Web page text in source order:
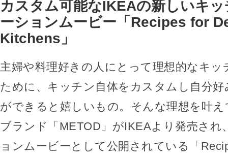
カスタム可能なIKEAの新しいキ
ーションムービー「Recipes for
Kitchens」
主婦や料理好きの人にとって理想的なキッ
ために、キッチン自体をカスタムし自分
ができると嬉しいもの。そんな理想を叶
ブランド「METOD」がIKEAより発売され
ョンムービーとして公開されている「